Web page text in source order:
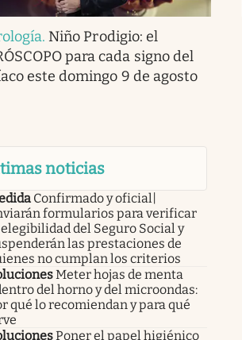
. Niño Prodigio: el
para cada signo del
este domingo 9 de agosto
noticias
Confirmado y oficial|
formularios para verificar
del Seguro Social y
las prestaciones de
no cumplan los criterios
Meter hojas de menta
del horno y del microondas:
qué lo recomiendan y para qué
Poner el papel higiénico